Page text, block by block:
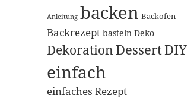
Anleitung backen Backofen
Backrezept basteln Deko
DekorationDessertDIY
einfach
einfaches Rezept